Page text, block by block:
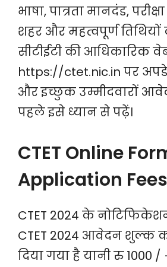
भाषा, पात्रता मानदंड,
शहर और महत्वपूर्ण
सीटीईटी की आधिकारिक
https://ctet.nic.in पर
और इच्छुक उम्मीदवारों
पहले इसे ध्यान से पढ़ें।
CTET Online
Application Fees
CTET 2024 के
CTET 2024 आवेदन शुल्क
दिया गया है यानी रु